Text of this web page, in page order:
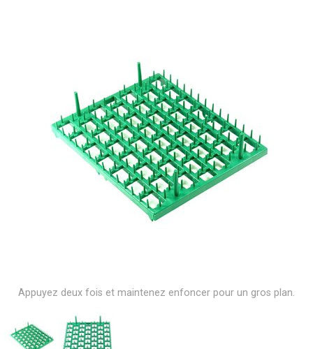
Nous joindre
Appuyez deux fois et maintenez enfoncer pour un gros plan.